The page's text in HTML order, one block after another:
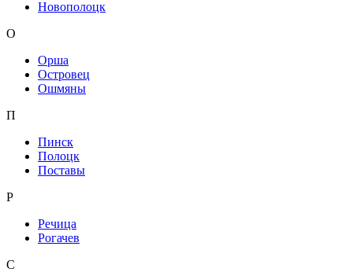
Новополоцк
О
Орша
Островец
Ошмяны
П
Пинск
Полоцк
Поставы
Р
Речица
Рогачев
С